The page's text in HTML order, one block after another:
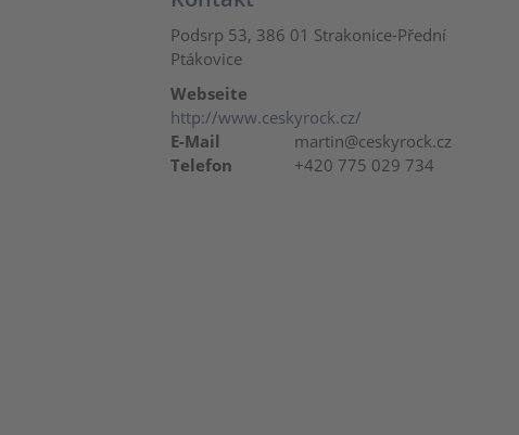
Podsrp 53, 386 01 Strakonice-Přední
Ptákovice
Webseite
http://www.ceskyrock.cz/
E-Mail
martin@ceskyrock.cz
Telefon
+420 775 029 734